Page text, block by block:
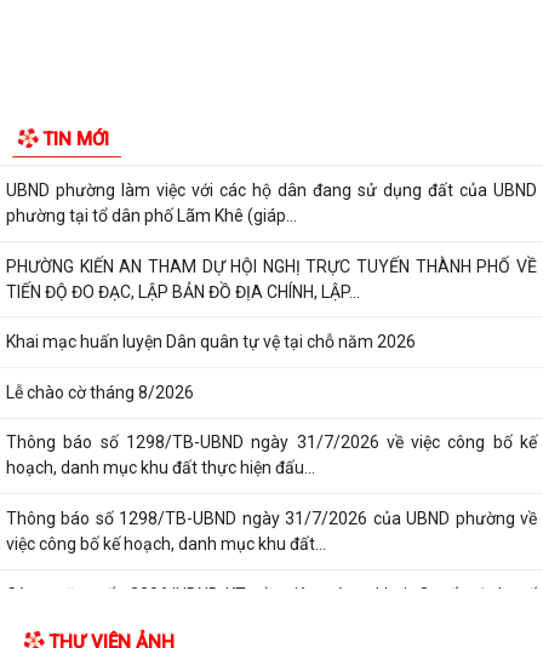
TIN MỚI
khai thực hiện Kế hoạch số...
UBND phường làm việc với các hộ dân đang sử dụng đất của UBND
phường tại tổ dân phố Lãm Khê (giáp...
PHƯỜNG KIẾN AN THAM DỰ HỘI NGHỊ TRỰC TUYẾN THÀNH PHỐ VỀ
TIẾN ĐỘ ĐO ĐẠC, LẬP BẢN ĐỒ ĐỊA CHÍNH, LẬP...
Khai mạc huấn luyện Dân quân tự vệ tại chỗ năm 2026
Lễ chào cờ tháng 8/2026
Thông báo số 1298/TB-UBND ngày 31/7/2026 về việc công bố kế
hoạch, danh mục khu đất thực hiện đấu...
Thông báo số 1298/TB-UBND ngày 31/7/2026 của UBND phường về
việc công bố kế hoạch, danh mục khu đất...
Công văn số: 3386/UBND-KT về viêc công khai Quyết định số
THƯ VIỆN ẢNH